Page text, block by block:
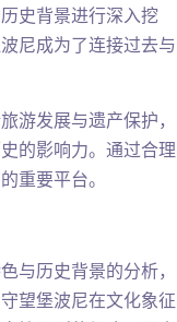
史背景进行深入挖
尼成为了连接过去与
游发展与遗产保护，
的影响力。通过合理
重要平台。
与历史背景的分析，
望堡波尼在文化象征